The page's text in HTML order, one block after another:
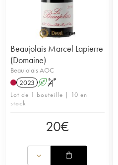
Beaujolais Marcel Lapierre
(Domaine)
Beaujolais AOC
2023 A S
Lot de 1 bouteille | 10 en
stock
20€